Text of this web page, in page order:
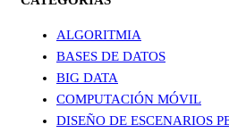
ALGORITMIA
BASES DE DATOS
BIG DATA
COMPUTACIÓN MÓVIL
DISEÑO DE ESCENARIOS